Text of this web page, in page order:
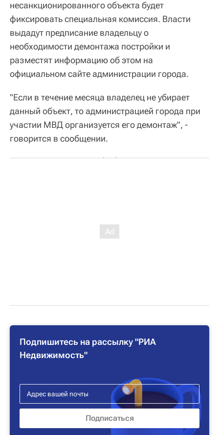
несанкционированного объекта будет
фиксировать специальная комиссия. Власти
выдадут предписание владельцу о
необходимости демонтажа постройки и
разместят информацию об этом на
официальном сайте администрации города.
"Если в течение месяца владелец не убирает
данный объект, то администрацией города при
участии МВД организуется его демонтаж", -
говорится в сообщении.
Подпишитесь на рассылку "РИА
Недвижимость"